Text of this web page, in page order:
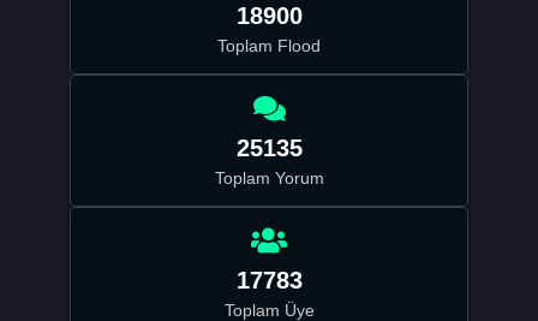
18900
Toplam Flood
25135
Toplam Yorum
17783
Toplam Üye